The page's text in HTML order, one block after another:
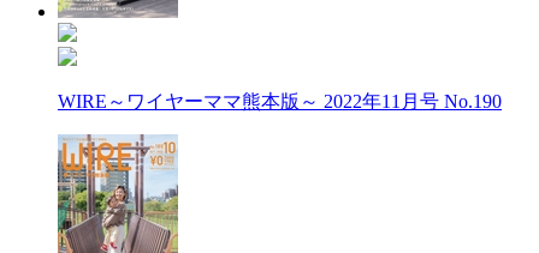
WIRE～ワイヤーママ熊本版～ 2022年11月号 No.190